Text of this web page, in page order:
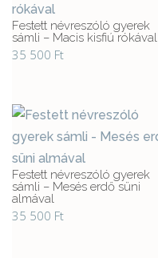
Festett névreszóló gyerek
sámli – Macis kisfiú rókával
35 500 Ft
Festett névreszóló gyerek
sámli – Mesés erdő süni
almával
35 500 Ft